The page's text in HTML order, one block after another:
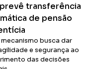
transferência
de pensão
busca dar
e segurança ao
das decisões